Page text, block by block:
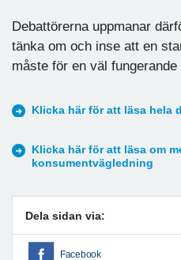
Debattörerna uppmanar
tänka om och inse att en
måste för en väl fungerande
Klicka här för att läsa hela
Klicka här för att läsa om
konsumentvägledning
Dela sidan via:
Facebook